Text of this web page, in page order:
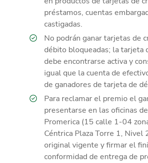
préstamos, cuentas
castigadas.
No podrán ganar tarjetas de
débito bloqueadas; la tarjeta
debe encontrarse activa y
igual que la cuenta de
de ganadores de tarjeta de
Para reclamar el premio el
presentarse en las oficinas
Promerica (15 calle 1-04
Céntrica Plaza Torre 1, Nivel
original vigente y firmar el
conformidad de entrega de